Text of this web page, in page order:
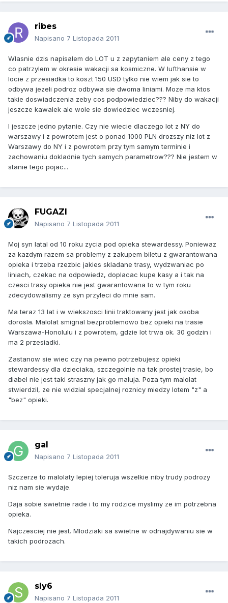
ribes
Napisano 7 Listopada 2011
Wlasnie dzis napisalem do LOT u z zapytaniem ale ceny z tego
co patrzylem w okresie wakacji sa kosmiczne. W lufthansie w
locie z przesiadka to koszt 150 USD tylko nie wiem jak sie to
odbywa jezeli podroz odbywa sie dwoma liniami. Moze ma ktos
takie doswiadczenia zeby cos podpowiedziec??? Niby do wakacji
jeszcze kawalek ale wole sie dowiedziec wczesniej.
I jeszcze jedno pytanie. Czy nie wiecie dlaczego lot z NY do
warszawy i z powrotem jest o ponad 1000 PLN drozszy niz lot z
Warszawy do NY i z powrotem przy tym samym terminie i
zachowaniu dokladnie tych samych parametrow??? Nie jestem w
stanie tego pojac...
FUGAZI
Napisano 7 Listopada 2011
Moj syn latal od 10 roku zycia pod opieka stewardessy. Poniewaz
za kazdym razem sa problemy z zakupem biletu z gwarantowana
opieka i trzeba rzezbic jakies skladane trasy, wydzwaniac po
liniach, czekac na odpowiedz, doplacac kupe kasy a i tak na
czesci trasy opieka nie jest gwarantowana to w tym roku
zdecydowalismy ze syn przyleci do mnie sam.
Ma teraz 13 lat i w wiekszosci linii traktowany jest jak osoba
dorosla. Malolat smignal bezproblemowo bez opieki na trasie
Warszawa-Honolulu i z powrotem, gdzie lot trwa ok. 30 godzin i
ma 2 przesiadki.
Zastanow sie wiec czy na pewno potrzebujesz opieki
stewardessy dla dzieciaka, szczegolnie na tak prostej trasie, bo
diabel nie jest taki straszny jak go maluja. Poza tym malolat
stwierdzil, ze nie widzial specjalnej roznicy miedzy lotem "z" a
"bez" opieki.
gal
Napisano 7 Listopada 2011
Szczerze to malolaty lepiej toleruja wszelkie niby trudy podrozy
niz nam sie wydaje.
Daja sobie swietnie rade i to my rodzice myslimy ze im potrzebna
opieka.
Najczesciej nie jest. Mlodziaki sa swietne w odnajdywaniu sie w
takich podrozach.
sly6
Napisano 7 Listopada 2011